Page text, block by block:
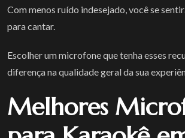
Com menos ruído indesejado, você se
para cantar.
Escolher um microfone que tenha esses
diferença na qualidade geral da sua
Melhores